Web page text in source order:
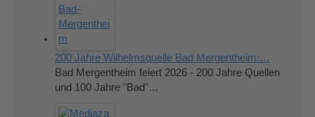
200 Jahre Wilhelmsquelle Bad Mergentheim:…
Bad Mergentheim feiert 2026 - 200 Jahre Quellen
und 100 Jahre "Bad"…